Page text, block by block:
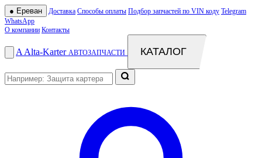
● Ереван Доставка Способы оплаты Подбор запчастей по VIN коду Telegram
WhatsApp
О компании Контакты
A Alta-Karter АВТОЗАПЧАСТИ КАТАЛОГ